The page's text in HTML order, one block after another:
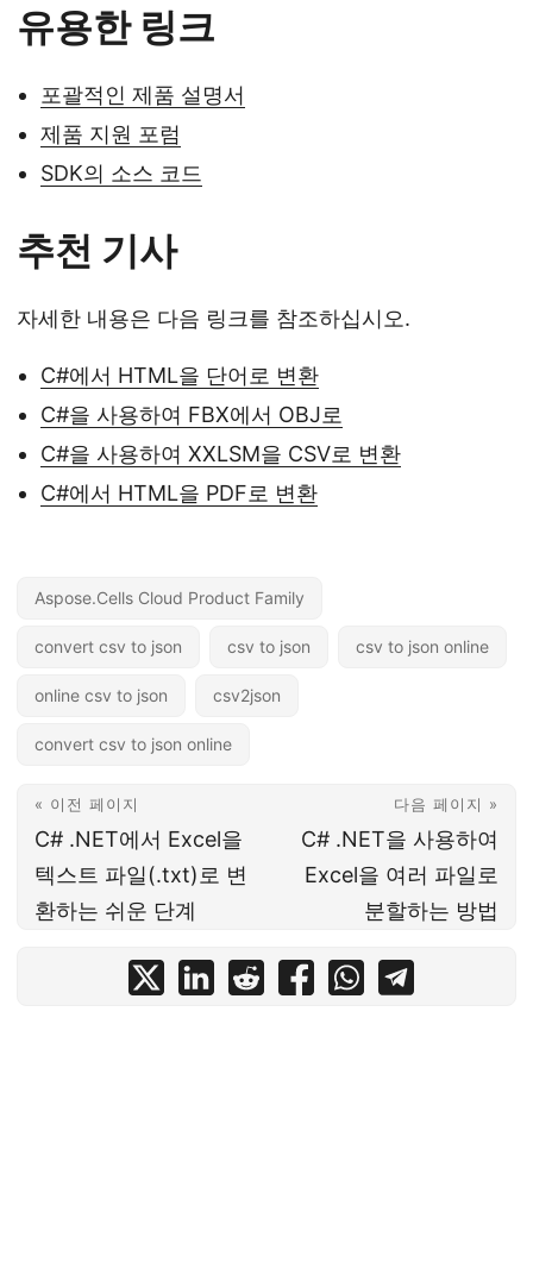
유용한 링크
포괄적인 제품 설명서
제품 지원 포럼
SDK의 소스 코드
추천 기사
자세한 내용은 다음 링크를 참조하십시오.
C#에서 HTML을 단어로 변환
C#을 사용하여 FBX에서 OBJ로
C#을 사용하여 XXLSM을 CSV로 변환
C#에서 HTML을 PDF로 변환
Aspose.Cells Cloud Product Family
convert csv to json csv to json csv to json online
online csv to json csv2json
convert csv to json online
« 이전 페이지
C# .NET에서 Excel을
텍스트 파일(.txt)로 변
환하는 쉬운 단계
다음 페이지 »
C# .NET을 사용하여
Excel을 여러 파일로
분할하는 방법